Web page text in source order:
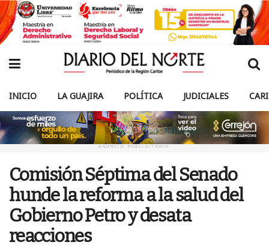
INICIO LA GUAJIRA POLÍTICA JUDICIALES
ANUNCIO PUBLICITARIO
Comisión Séptima del Senado
hunde la reforma a la salud del
Gobierno Petro y desata
reacciones